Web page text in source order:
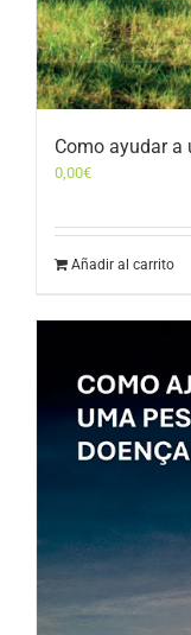
Como ayudar a
0,00€
Añadir al carrito